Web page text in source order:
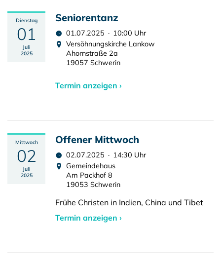
Dienstag
01
Juli
2025
Seniorentanz
01.07.2025 · 10:00 Uhr
Versöhnungskirche Lankow
Ahornstraße 2a
19057 Schwerin
Termin anzeigen ›
Mittwoch
02
Juli
2025
Offener Mittwoch
02.07.2025 · 14:30 Uhr
Gemeindehaus
Am Packhof 8
19053 Schwerin
Frühe Christen in Indien, China und Tibet
Termin anzeigen ›